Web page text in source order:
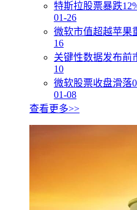
特斯拉股票暴跌
01-26
微软市值超越苹果
16
关键性数据发布前
10
微软股票收盘滑落
01-08
查看更多>>